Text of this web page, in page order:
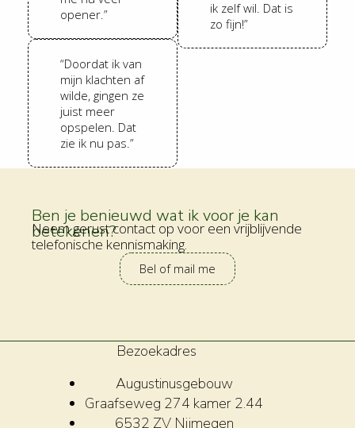
opener.”
“Doordat ik van
mijn klachten af
wilde, gingen ze
juist meer
opspelen. Dat
zie ik nu pas.”
ik zelf wil. Dat is
zo fijn!”
Ben je benieuwd wat ik voor je kan
betekenen?
Neem gerust contact op voor een vrijblijvende
telefonische kennismaking.
Bel of mail me
Bezoekadres
Augustinusgebouw
Graafseweg 274 kamer 2.44
6532 ZV Nijmegen